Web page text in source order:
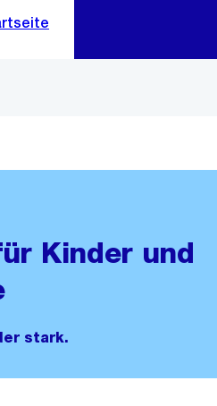
Kinder und
stark.